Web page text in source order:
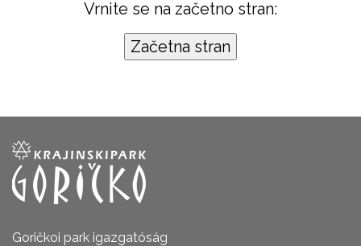
Vrnite se na začetno stran:
Goričkoi park igazgatóság